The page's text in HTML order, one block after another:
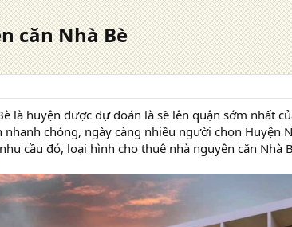
căn Nhà Bè
là huyện được dự đoán là sẽ lên quận sớm nhất
nhanh chóng, ngày càng nhiều người chọn Huyện
cầu đó, loại hình cho thuê nhà nguyên căn Nhà